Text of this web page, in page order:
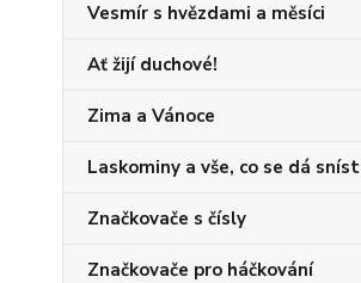
Vesmír s hvězdami a měsíci
Ať žijí duchové!
Zima a Vánoce
Laskominy a vše, co se dá sníst
Značkovače s čísly
Značkovače pro háčkování